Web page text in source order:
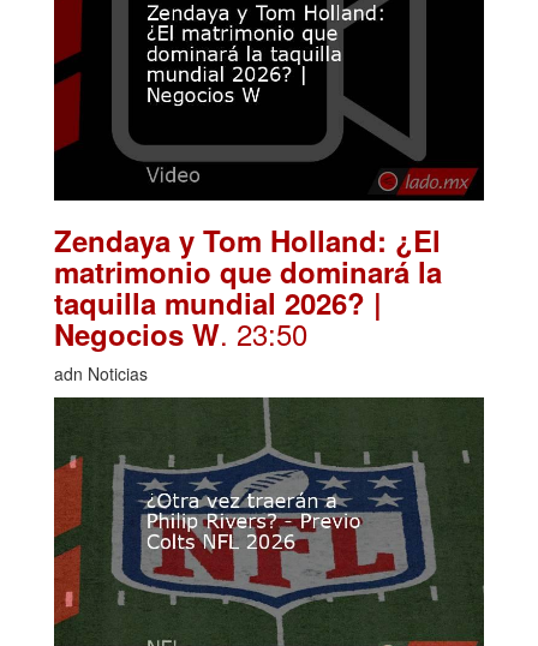
Zendaya y Tom Holland: ¿El
matrimonio que dominará la
taquilla mundial 2026? |
Negocios W. 23:50
adn Noticias